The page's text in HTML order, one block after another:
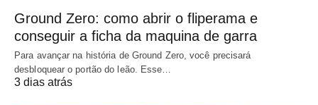
Ground Zero: como abrir o fliperama e
conseguir a ficha da maquina de garra
Para avançar na história de Ground Zero, você precisará
desbloquear o portão do leão. Esse…
3 dias atrás